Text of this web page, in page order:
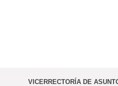
VICERRECTORÍA DE